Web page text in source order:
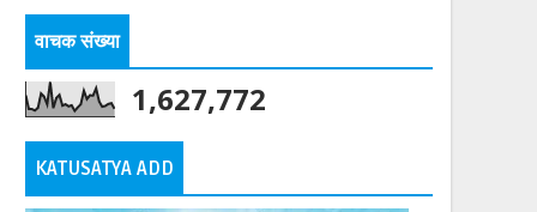
वाचक संख्या
1,627,772
KATUSATYA ADD